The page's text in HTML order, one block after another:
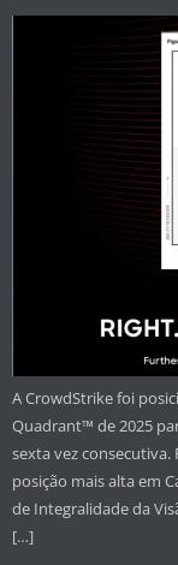
A CrowdStrike foi
Quadrant™ de 2025
sexta vez consecutiva.
posição mais alta em
de Integralidade da
[…]